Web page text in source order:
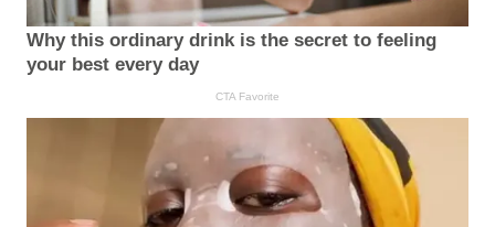
Why this ordinary drink is the secret to feeling
your best every day
CTA Favorite